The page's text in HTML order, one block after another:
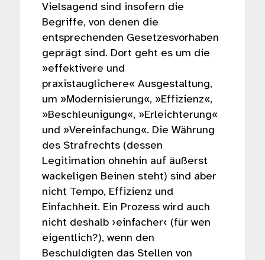
Vielsagend sind insofern die
Begriffe, von denen die
entsprechenden Gesetzesvorhaben
geprägt sind. Dort geht es um die
»effektivere und
praxistauglichere« Ausgestaltung,
um »Modernisierung«, »Effizienz«,
»Beschleunigung«, »Erleichterung«
und »Vereinfachung«. Die Währung
des Strafrechts (dessen
Legitimation ohnehin auf äußerst
wackeligen Beinen steht) sind aber
nicht Tempo, Effizienz und
Einfachheit. Ein Prozess wird auch
nicht deshalb ›einfacher‹ (für wen
eigentlich?), wenn den
Beschuldigten das Stellen von